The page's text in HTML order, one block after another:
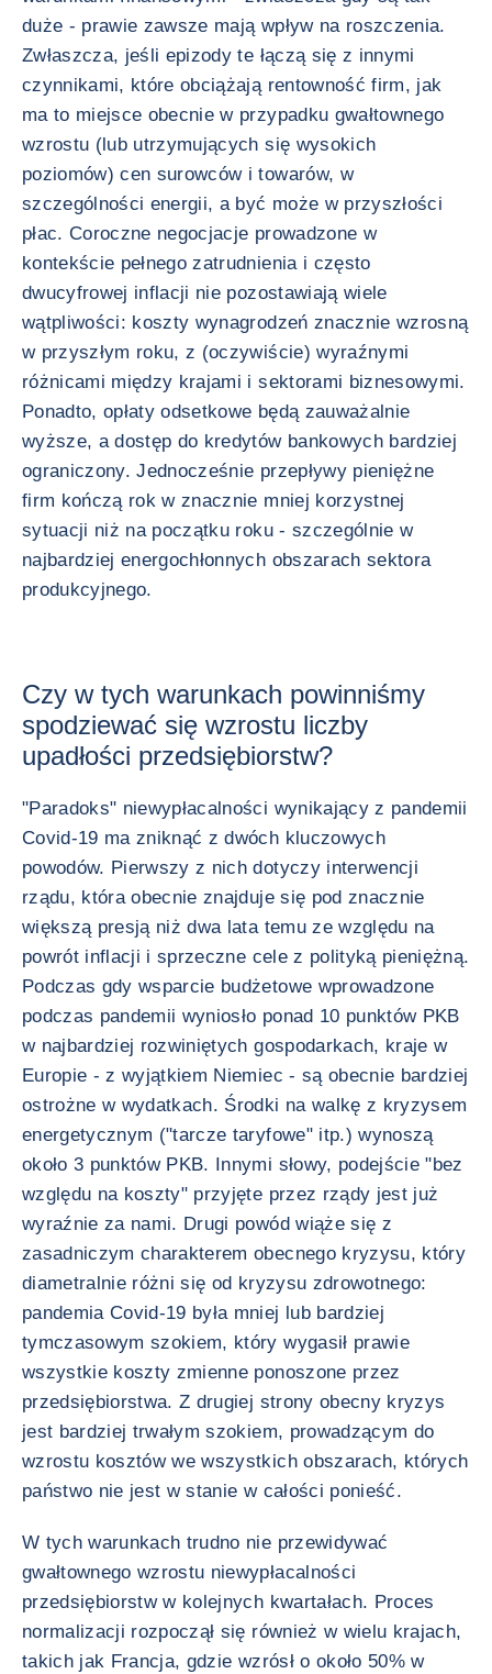
duże - prawie zawsze mają wpływ na roszczenia.
Zwłaszcza, jeśli epizody te łączą się z innymi
czynnikami, które obciążają rentowność firm, jak
ma to miejsce obecnie w przypadku gwałtownego
wzrostu (lub utrzymujących się wysokich
poziomów) cen surowców i towarów, w
szczególności energii, a być może w przyszłości
płac. Coroczne negocjacje prowadzone w
kontekście pełnego zatrudnienia i często
dwucyfrowej inflacji nie pozostawiają wiele
wątpliwości: koszty wynagrodzeń znacznie wzrosną
w przyszłym roku, z (oczywiście) wyraźnymi
różnicami między krajami i sektorami biznesowymi.
Ponadto, opłaty odsetkowe będą zauważalnie
wyższe, a dostęp do kredytów bankowych bardziej
ograniczony. Jednocześnie przepływy pieniężne
firm kończą rok w znacznie mniej korzystnej
sytuacji niż na początku roku - szczególnie w
najbardziej energochłonnych obszarach sektora
produkcyjnego.
Czy w tych warunkach powinniśmy
spodziewać się wzrostu liczby
upadłości przedsiębiorstw?
"Paradoks" niewypłacalności wynikający z pandemii
Covid-19 ma zniknąć z dwóch kluczowych
powodów. Pierwszy z nich dotyczy interwencji
rządu, która obecnie znajduje się pod znacznie
większą presją niż dwa lata temu ze względu na
powrót inflacji i sprzeczne cele z polityką pieniężną.
Podczas gdy wsparcie budżetowe wprowadzone
podczas pandemii wyniosło ponad 10 punktów PKB
w najbardziej rozwiniętych gospodarkach, kraje w
Europie - z wyjątkiem Niemiec - są obecnie bardziej
ostrożne w wydatkach. Środki na walkę z kryzysem
energetycznym ("tarcze taryfowe" itp.) wynoszą
około 3 punktów PKB. Innymi słowy, podejście "bez
względu na koszty" przyjęte przez rządy jest już
wyraźnie za nami. Drugi powód wiąże się z
zasadniczym charakterem obecnego kryzysu, który
diametralnie różni się od kryzysu zdrowotnego:
pandemia Covid-19 była mniej lub bardziej
tymczasowym szokiem, który wygasił prawie
wszystkie koszty zmienne ponoszone przez
przedsiębiorstwa. Z drugiej strony obecny kryzys
jest bardziej trwałym szokiem, prowadzącym do
wzrostu kosztów we wszystkich obszarach, których
państwo nie jest w stanie w całości ponieść.
W tych warunkach trudno nie przewidywać
gwałtownego wzrostu niewypłacalności
przedsiębiorstw w kolejnych kwartałach. Proces
normalizacji rozpoczął się również w wielu krajach,
takich jak Francja, gdzie wzrósł o około 50% w